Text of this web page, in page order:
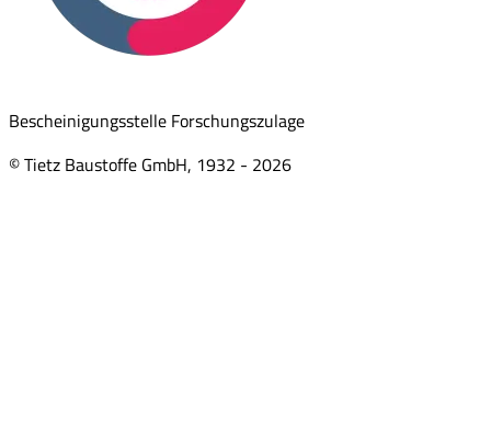
Bescheinigungsstelle Forschungszulage
© Tietz Baustoffe GmbH, 1932 - 2026